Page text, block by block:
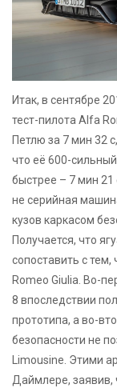
Итак, в сентябре
тест-пилота Alfa
Петлю за 7 мин 32
что её 600-
быстрее – 7 мин 21
не серийная
кузов каркасом
Получается, что
сопоставить с
Romeo Giulia. Во-
8 впоследствии
прототипа, а во-
безопасности не
Limousine. Этими
Даймлере, заявив,